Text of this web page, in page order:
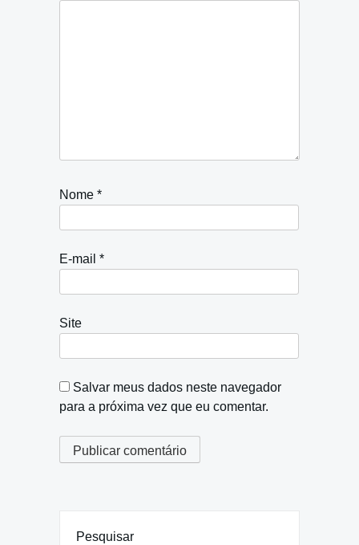
Nome *
E-mail *
Site
Salvar meus dados neste navegador
para a próxima vez que eu comentar.
Pesquisar